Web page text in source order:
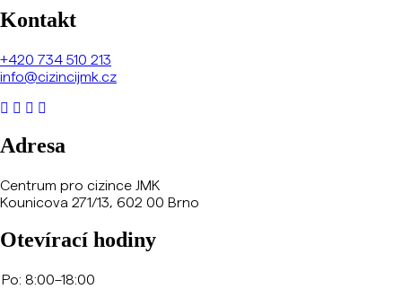
Kontakt
+420 734 510 213
info@cizincijmk.cz
Adresa
Centrum pro cizince JMK
Kounicova 271/13, 602 00 Brno
Otevírací hodiny